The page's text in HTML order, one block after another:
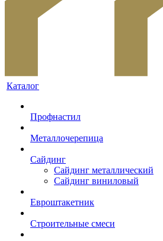
Каталог
Профнастил
Металлочерепица
Сайдинг
Сайдинг металлический
Сайдинг виниловый
Евроштакетник
Строительные смеси